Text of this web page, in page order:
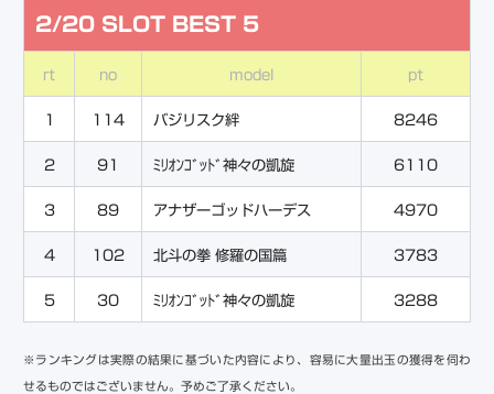
2/20 SLOT BEST 5
rt no model pt
1 114 バジリスク絆 8246
2 91 ﾐﾘｵﾝｺﾞｯﾄﾞ神々の凱旋 6110
3 89 アナザーゴッドハーデス 4970
4 102 北斗の拳 修羅の国篇 3783
5 30 ﾐﾘｵﾝｺﾞｯﾄﾞ神々の凱旋 3288
※ランキングは実際の結果に基づいた内容により、容易に大量出玉の獲得を伺わ
せるものではございません。予めご了承ください。